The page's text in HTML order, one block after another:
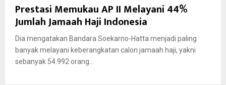
Prestasi Memukau AP II Melayani 44%
Jumlah Jamaah Haji Indonesia
Dia mengatakan Bandara Soekarno-Hatta menjadi paling
banyak melayani keberangkatan calon jamaah haji, yakni
sebanyak 54.992 orang...